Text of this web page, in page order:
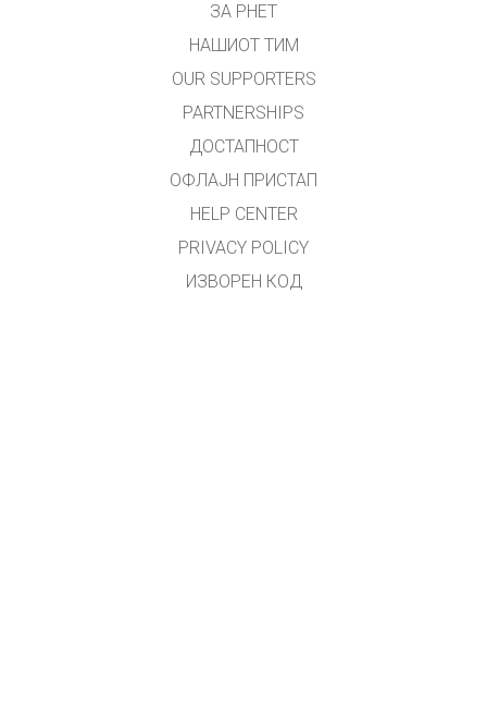
ЗА PHET
НАШИОТ ТИМ
OUR SUPPORTERS
PARTNERSHIPS
ДОСТАПНОСТ
ОФЛАЈН ПРИСТАП
HELP CENTER
PRIVACY POLICY
ИЗВОРЕН КОД